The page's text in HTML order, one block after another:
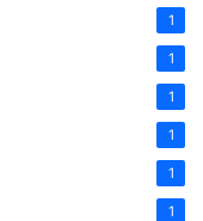
1
1
1
1
1
1